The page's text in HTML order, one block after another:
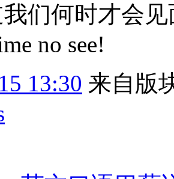
们何时才会见
no see!
13:30 来自版